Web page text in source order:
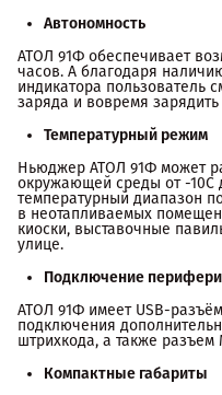
Автономность
АТОЛ 91Ф обеспечивает
часов. А благодаря
индикатора пользователь
заряда и вовремя зарядить
Температурный режим
Ньюджер АТОЛ 91Ф может
окружающей среды от -10С
температурный диапазон
в неотапливаемых
киоски, выставочные
улице.
Подключение
АТОЛ 91Ф имеет USB-
подключения
штрихкода, а также разъем
Компактные габариты